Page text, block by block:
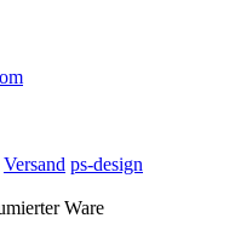
Versand ps-design
Ware